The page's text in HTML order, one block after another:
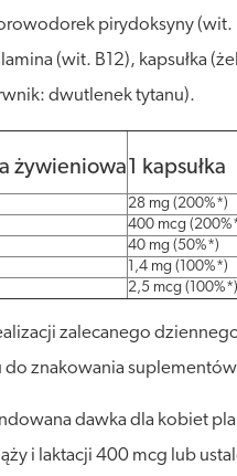
pirydoksyny (wit.
(wit. B12), kapsułka
dwutlenek tytanu).
żywieniowa1 kapsułka
28 mg (200%*)
400 mcg
40 mg (50%*)
1,4 mg (100%*)
2,5 mcg (100%*)
zalecanego
do znakowania
dawka dla kobiet
i laktacji 400 mcg lub